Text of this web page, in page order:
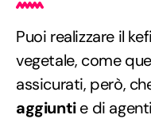
Puoi realizzare il
vegetale, come
assicurati, però,
aggiuntie di